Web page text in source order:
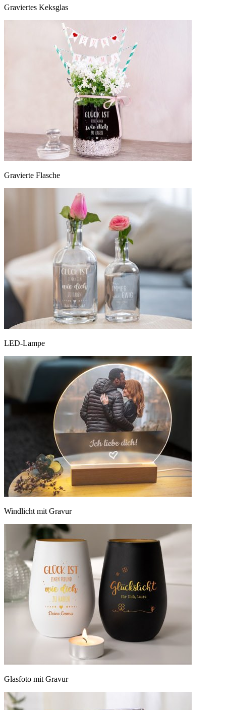
Graviertes Keksglas
Gravierte Flasche
LED-Lampe
Windlicht mit Gravur
Glasfoto mit Gravur